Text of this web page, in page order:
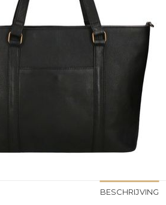
BESCHRIJVING